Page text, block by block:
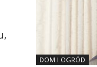
DOM I OGRÓD